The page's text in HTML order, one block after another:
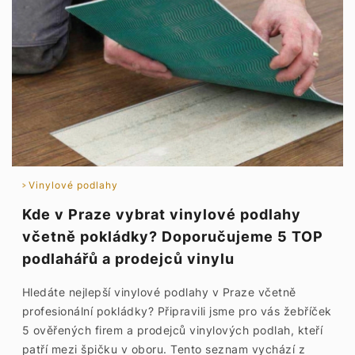
Vinylové podlahy
Kde v Praze vybrat vinylové podlahy
včetně pokládky? Doporučujeme 5 TOP
podlahářů a prodejců vinylu
Hledáte nejlepší vinylové podlahy v Praze včetně
profesionální pokládky? Připravili jsme pro vás žebříček
5 ověřených firem a prodejců vinylových podlah, kteří
patří mezi špičku v oboru. Tento seznam vychází z